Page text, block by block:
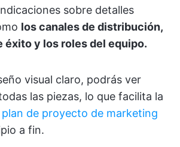
sobre detalles
los canales de distribución,
éxito y los roles del equipo.
visual claro, podrás ver
las piezas, lo que facilita la
plan de proyecto de marketing
a fin.